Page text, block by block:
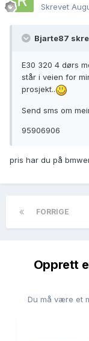
Skrevet
Bjarte87
E30 320 4 dørs
står i veien for
prosjekt..
Send sms om
95906906
pris har du på
FORRIGE
Opprett
Du må være et